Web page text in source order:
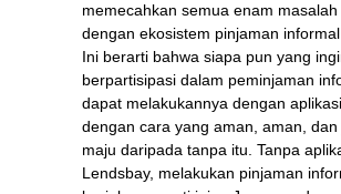
memecahkan semua enam
dengan ekosistem pinjaman
Ini berarti bahwa siapa pun yang
berpartisipasi dalam peminjaman
dapat melakukannya dengan
dengan cara yang aman, aman, dan
maju daripada tanpa itu. Tanpa
Lendsbay, melakukan pinjaman